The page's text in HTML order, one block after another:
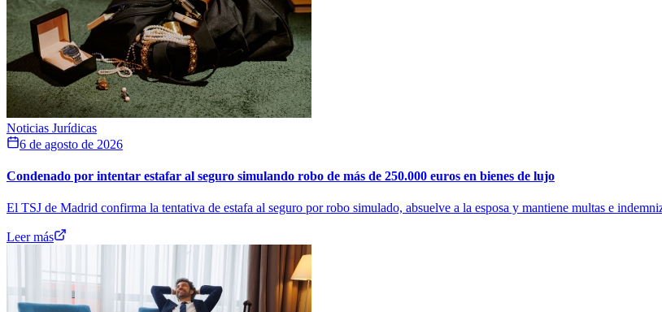
Noticias Jurídicas
6 de agosto de 2026
Condenado por intentar estafar al seguro simulando robo de más de 250.000 euros en bienes de lujo
El TSJ de Madrid confirma la tentativa de estafa al seguro por robo simulado, absuelve a la esposa y mantiene multas e
Leer más